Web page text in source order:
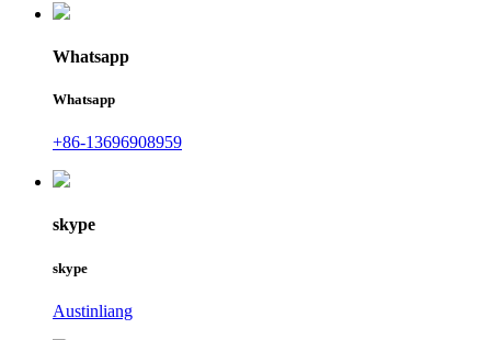
Whatsapp
Whatsapp
+86-13696908959
skype
skype
Austinliang